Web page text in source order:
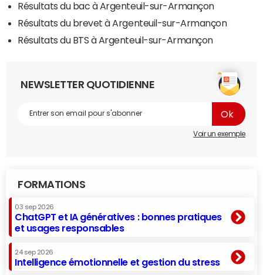
Résultats du bac à Argenteuil-sur-Armançon
Résultats du brevet à Argenteuil-sur-Armançon
Résultats du BTS à Argenteuil-sur-Armançon
NEWSLETTER QUOTIDIENNE
Voir un exemple
FORMATIONS
03 sep 2026
ChatGPT et IA génératives : bonnes pratiques
et usages responsables
24 sep 2026
Intelligence émotionnelle et gestion du stress